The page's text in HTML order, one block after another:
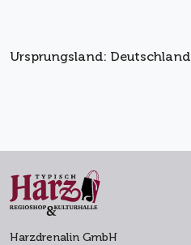
Ursprungsland: Deutschland
Harzdrenalin GmbH